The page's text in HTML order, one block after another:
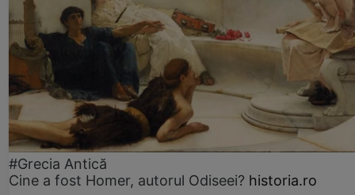
#Grecia Antică
Cine a fost Homer, autorul Odiseei? historia.ro